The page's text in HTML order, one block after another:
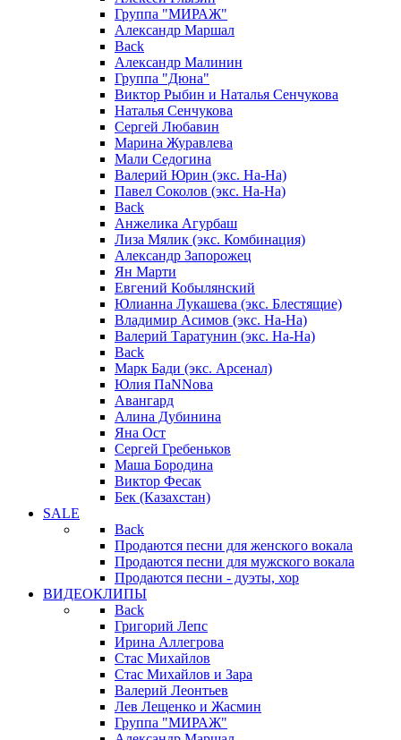
Группа "МИРАЖ"
Александр Маршал
Back
Александр Малинин
Группа "Дюна"
Виктор Рыбин и Наталья Сенчукова
Наталья Сенчукова
Сергей Любавин
Марина Журавлева
Мали Седогина
Валерий Юрин (экс. На-На)
Павел Соколов (экс. На-На)
Back
Анжелика Агурбаш
Лиза Мялик (экс. Комбинация)
Александр Запорожец
Ян Марти
Евгений Кобылянский
Юлианна Лукашева (экс. Блестящие)
Владимир Асимов (экс. На-На)
Валерий Таратунин (экс. На-На)
Back
Марк Бади (экс. Арсенал)
Юлия ПаNNова
Авангард
Алина Дубинина
Яна Ост
Сергей Гребеньков
Маша Бородина
Виктор Фесак
Бек (Казахстан)
SALE
Back
Продаются песни для женского вокала
Продаются песни для мужского вокала
Продаются песни - дуэты, хор
ВИДЕОКЛИПЫ
Back
Григорий Лепс
Ирина Аллегрова
Стас Михайлов
Стас Михайлов и Зара
Валерий Леонтьев
Лев Лещенко и Жасмин
Группа "МИРАЖ"